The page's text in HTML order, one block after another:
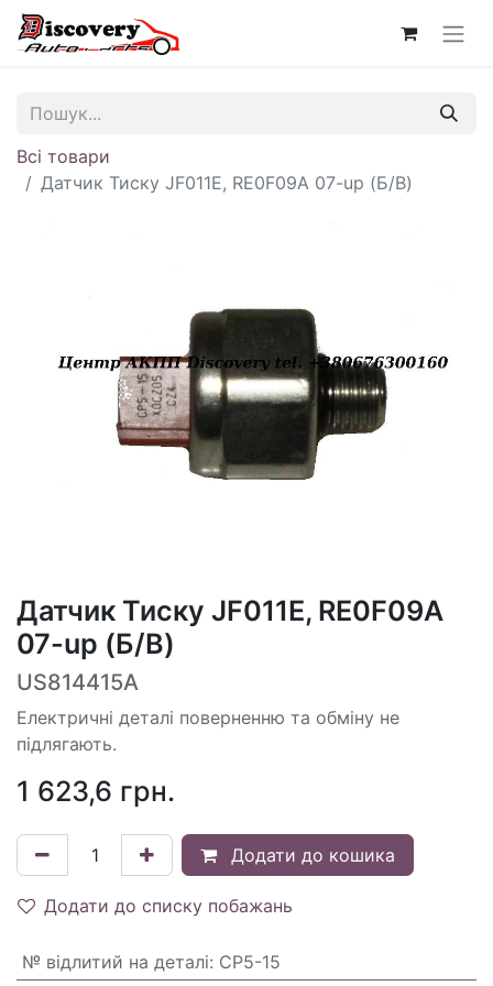
Всі товари
Датчик Тиску JF011E, RE0F09A 07-up (Б/В)
Датчик Тиску JF011E, RE0F09A
07-up (Б/В)
US814415A
Електричні деталі поверненню та обміну не
підлягають.
1 623,6 грн.
Додати до кошика
Додати до списку побажань
№ відлитий на деталі: CP5-15